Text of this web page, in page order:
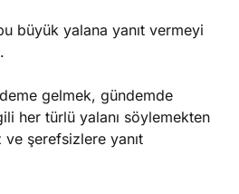
büyük yalana yanıt vermeyi
gelmek, gündemde
her türlü yalanı söylemekten
şerefsizlere yanıt